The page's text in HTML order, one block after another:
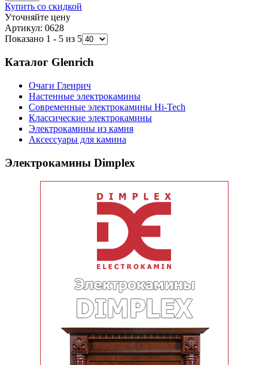
Купить со скидкой
Уточняйте цену
Артикул: 0628
Показано 1 - 5 из 5
Каталог Glenrich
Очаги Гленрич
Настенные электрокамины
Современные электрокамины Hi-Tech
Классические электрокамины
Электрокамины из камня
Аксессуары для камина
Электрокамины Dimplex